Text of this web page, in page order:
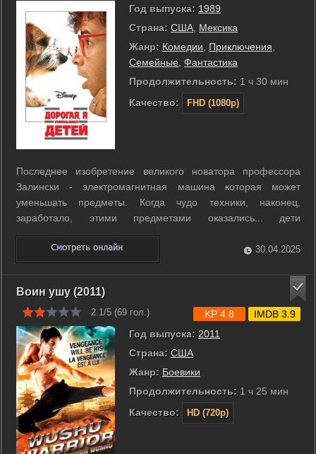
Год выпуска: 1989
Страна: США, Мексика
Жанр: Комедии, Приключения,
Семейные, Фантастика
Продолжительность: 1 ч 30 мин
Качество:
FHD (1080p)
Последнее изобретение великого новатора профессора
Залински - электромагнитная машина которая может
уменьшать предметы. Когда чудо техники, наконец,
заработало, этими предметами оказались... дети
изобретателя, попавшие в поле действия прибора. Они и
так не отличались гигантским ростом, а теперь еще и
сократились в размере настолько, что их вообще ...
30.04.2025
Воин ушу (2011)
2.1/5 (69 гол.)
Год выпуска: 2011
Страна: США
Жанр: Боевики
Продолжительность: 1 ч 25 мин
Качество:
HD (720p)
KP 4.8 IMDB 3.9